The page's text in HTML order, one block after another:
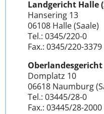
Landgericht Halle
Hansering 13
06108 Halle (Saale)
Tel.: 0345/220-0
Fax.: 0345/220-3379
Domplatz 10
06618 Naumburg
Tel.: 03445/28-0
Fax.: 03445/28-2000